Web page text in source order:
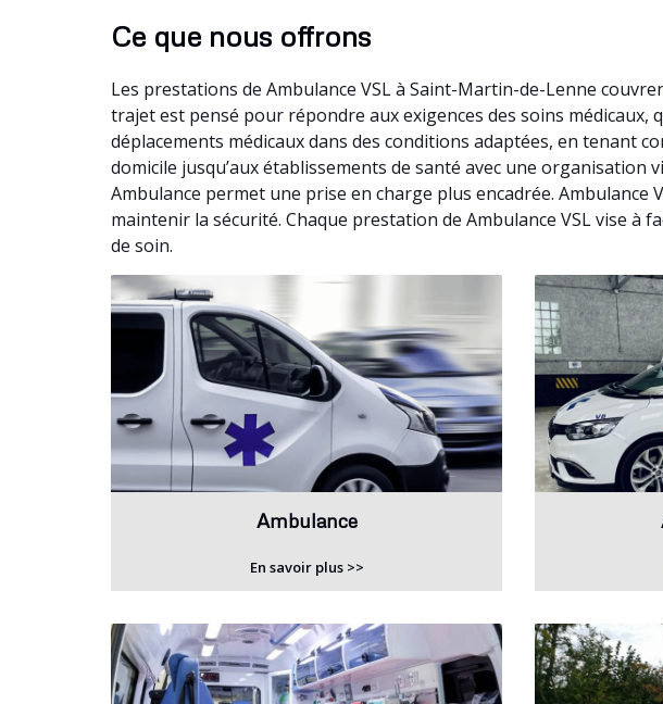
Ce que nous offrons
Les prestations de Ambulance VSL à Saint-Martin-de-Lenne
trajet est pensé pour répondre aux exigences des soins médicaux,
déplacements médicaux dans des conditions adaptées, en tenant
domicile jusqu’aux établissements de santé avec une
Ambulance permet une prise en charge plus encadrée.
maintenir la sécurité. Chaque prestation de Ambulance VSL vise à
de soin.
Ambulance
En savoir plus >>